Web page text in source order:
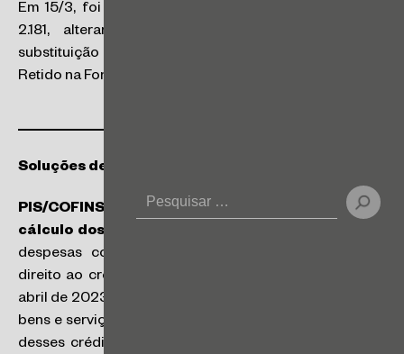
Em 15/3, foi publicada a Instrução Normativa RFB nº
2.181, alterando para 1º de janeiro de 2025 a
substituição da Declaração do Imposto sobre a Renda
Retido na Fonte – DIRF.
Soluções de Consulta da Receita
PIS/COFINS – Exclusão do ICMS da base de
cálculo dos créditos
despesas com a aquisição de insumos que geram
direito ao crédito de PIS/COFINS deverá (i) até 30 de
abril de 2023, não excluir o ICMS incidente na venda de
bens e serviços pelos fornecedores da base de cálculo
desses créditos; e (ii) a partir de 1º de maio de 2023,